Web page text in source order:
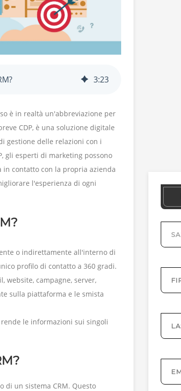
3:23
è in realtà un'abbreviazione per
CDP, è una soluzione digitale
gestione delle relazioni con i
gli esperti di marketing possono
in contatto con la propria azienda
l'esperienza di ogni
o indirettamente all'interno di
profilo di contatto a 360 gradi.
website, campagne, server,
sulla piattaforma e le smista
le informazioni sui singoli
di un sistema CRM. Questo